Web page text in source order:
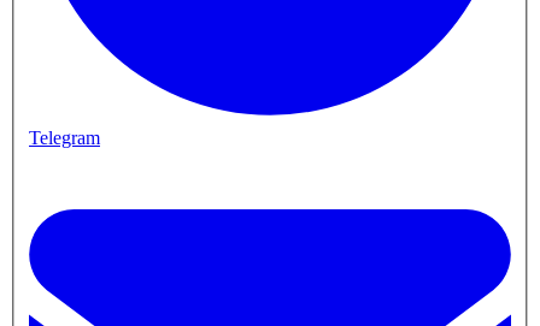
Telegram